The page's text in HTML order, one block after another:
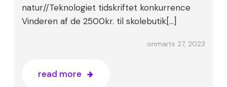
natur//Teknologiet tidskriftet konkurrence
Vinderen af de 2500kr. til skolebutik[…]
onmarts 27, 2023
read more